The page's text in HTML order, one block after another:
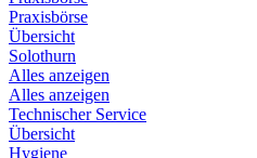
Praxisbörse
Übersicht
Solothurn
Alles anzeigen
Alles anzeigen
Technischer Service
Übersicht
Hygiene